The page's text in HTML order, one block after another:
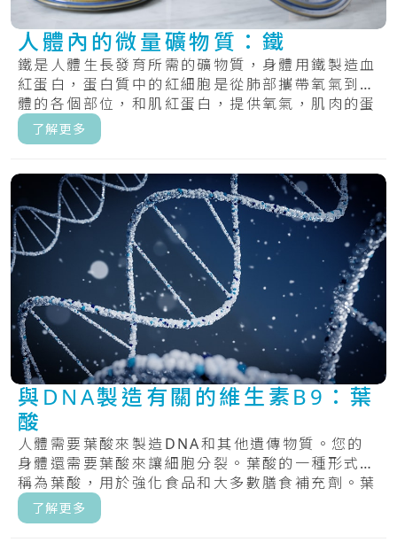
人體內的微量礦物質：鐵
鐵是人體生長發育所需的礦物質，身體用鐵製造血
紅蛋白，蛋白質中的紅細胞是從肺部攜帶氧氣到身
體的各個部位，和肌紅蛋白，提供氧氣，肌肉的蛋
白質.....
了解更多
與DNA製造有關的維生素B9：葉
酸
人體需要葉酸來製造DNA和其他遺傳物質。您的
身體還需要葉酸來讓細胞分裂。葉酸的一種形式，
稱為葉酸，用於強化食品和大多數膳食補充劑。葉
酸，.....
了解更多